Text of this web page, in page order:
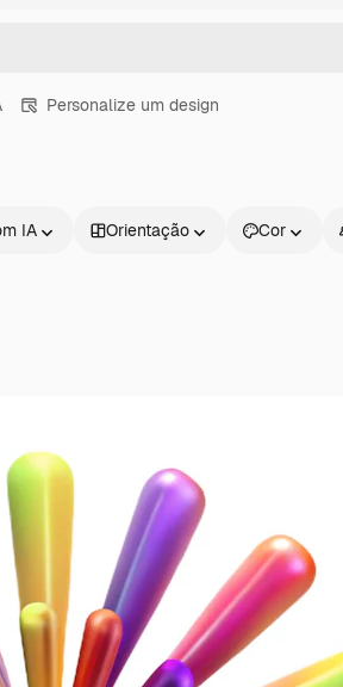
Personalize um design
IA Orientação Cor
Produtos
Spaces
Assistente de IA
Gerador de
imagens
Gerador de vídeos
Academy
Documentação
Atendimento
Termos e
condições